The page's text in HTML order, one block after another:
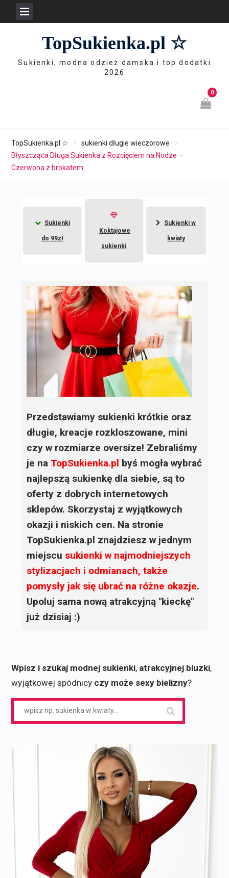
TopSukienka.pl ☆
Sukienki, modna odzież damska i top dodatki
2026
0
TopSukienka.pl ☆
sukienki długie wieczorowe
Błyszcząca Długa Sukienka z Rozcięciem na Nodze –
Czerwona z brokatem
Sukienki
do 99zł
Koktajowe
sukienki
Sukienki w
kwiaty
Przedstawiamy sukienki krótkie oraz
długie, kreacje rozkloszowane, mini
czy w rozmiarze oversize! Zebraliśmy
je na TopSukienka.pl byś mogła wybrać
najlepszą sukienkę dla siebie, są to
oferty z dobrych internetowych
sklepów. Skorzystaj z wyjątkowych
okazji i niskich cen. Na stronie
TopSukienka.pl znajdziesz w jednym
miejscu sukienki w najmodniejszych
stylizacjach i odmianach, także
pomysły jak się ubrać na różne okazje.
Upoluj sama nową atrakcyjną "kieckę"
już dzisiaj :)
Wpisz i szukaj modnej sukienki, atrakcyjnej bluzki,
wyjątkowej spódnicy czy może sexy bielizny?